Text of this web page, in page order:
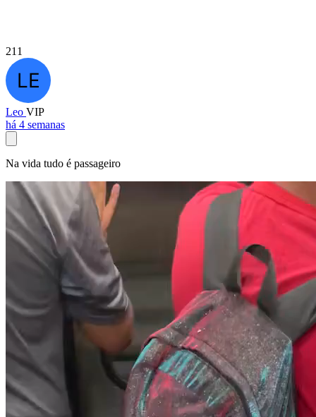
211
Leo VIP
há 4 semanas
Na vida tudo é passageiro